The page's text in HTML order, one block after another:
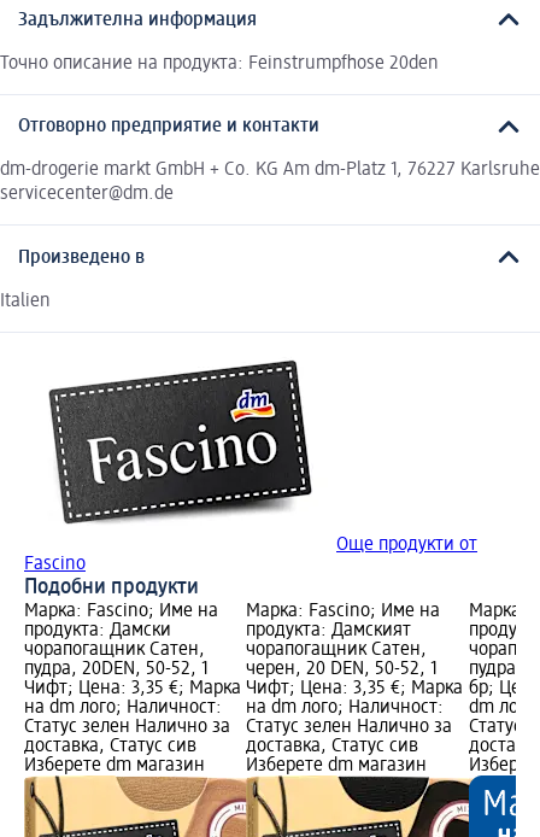
Задължителна информация
Точно описание на продукта: Feinstrumpfhose 20den
Отговорно предприятие и контакти
dm-drogerie markt GmbH + Co. KG Am dm-Platz 1, 76227 Karlsruhe
servicecenter@dm.de
Произведено в
Italien
Още продукти от
Fascino
Подобни продукти
Марка: Fascino; Име на
продукта: Дамски
чорапогащник Сатен,
пудра, 20DEN, 50-52, 1
Чифт; Цена: 3,35 €; Марка
на dm лого; Наличност:
Статус зелен Налично за
доставка, Статус сив
Изберете dm магазин
Марка: Fascino; Име на
продукта: Дамският
чорапогащник Сатен,
черен, 20 DEN, 50-52, 1
Чифт; Цена: 3,35 €; Марка
на dm лого; Наличност:
Статус зелен Налично за
доставка, Статус сив
Изберете dm магазин
Марка:
пудра,
бр;
dm
Статус